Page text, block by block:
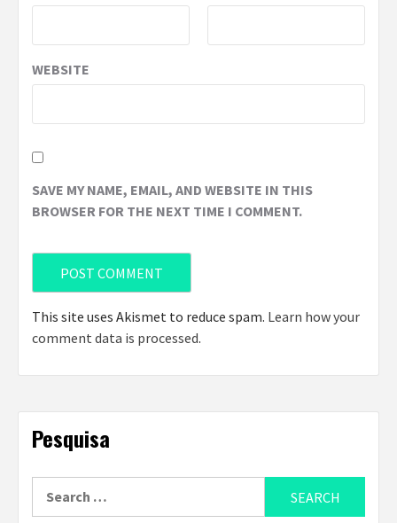
WEBSITE
SAVE MY NAME, EMAIL, AND WEBSITE IN THIS
BROWSER FOR THE NEXT TIME I COMMENT.
This site uses Akismet to reduce spam. Learn how your
comment data is processed.
Pesquisa